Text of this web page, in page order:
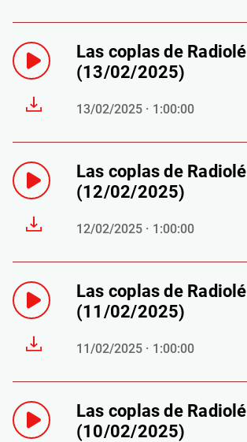
Las coplas de Radiolé
(13/02/2025)
13/02/2025 · 1:00:00
Las coplas de Radiolé
(12/02/2025)
12/02/2025 · 1:00:00
Las coplas de Radiolé
(11/02/2025)
11/02/2025 · 1:00:00
Las coplas de Radiolé
(10/02/2025)